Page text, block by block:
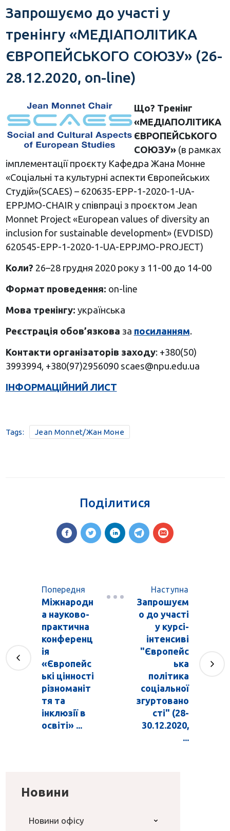
Запрошуємо до участі у
тренінгу «МЕДІАПОЛІТИКА
ЄВРОПЕЙСЬКОГО СОЮЗУ» (26-
28.12.2020, on-line)
Що? Тренінг
«МЕДІАПОЛІТИКА
ЄВРОПЕЙСЬКОГО
СОЮЗУ»(в рамках
імплементації проєкту Кафедра Жана Монне
«Соціальні та культурні аспекти Європейських
Студій»(SCAES) – 620635-EPP-1-2020-1-UA-
EPPJMO-CHAIR у співпраці з проєктом Jean
Monnet Project «European values of diversity an
inclusion for sustainable development» (EVDISD)
620545-EPP-1-2020-1-UA-EPPJMO-PROJECT)
Коли? 26–28 грудня 2020 року з 11-00 до 14-00
Формат проведення: on-line
Мова тренінгу: українська
Реєстрація обов’язкова за посиланням.
Контакти організаторів заходу: +380(50)
3993994, +380(97)2956090 scaes@npu.edu.ua
ІНФОРМАЦІЙНИЙ ЛИСТ
Tags: Jean Monnet/Жан Моне
Поділитися
Попередня
Міжнародн
а науково-
практична
конференц
ія
«Європейс
ькі цінності
різноманіт
тя та
інклюзії в
освіті» ...
Наступна
Запрошуєм
о до участі
у курсі-
інтенсиві
"Європейс
ька
політика
соціальної
згуртовано
сті" (28-
30.12.2020,
...
Новини
Новини офісу